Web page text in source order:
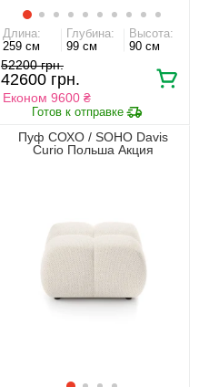
Длина:
259 см
Глубина:
99 см
Высота:
90 см
52200 грн.
42600 грн.
Економ 9600 ₴
Пуф СОХО / SOHO Davis
Curio Польша Акция